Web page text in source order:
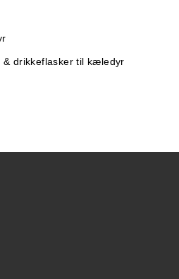
& drikkeflasker til kæledyr